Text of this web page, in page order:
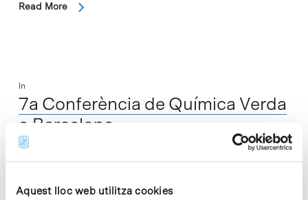
Aquest lloc web utilitza cookies
Read More
In
7a Conferència de Química Verda
a Barcelona
Barcelona la 7a Conferència de Química Verda, que